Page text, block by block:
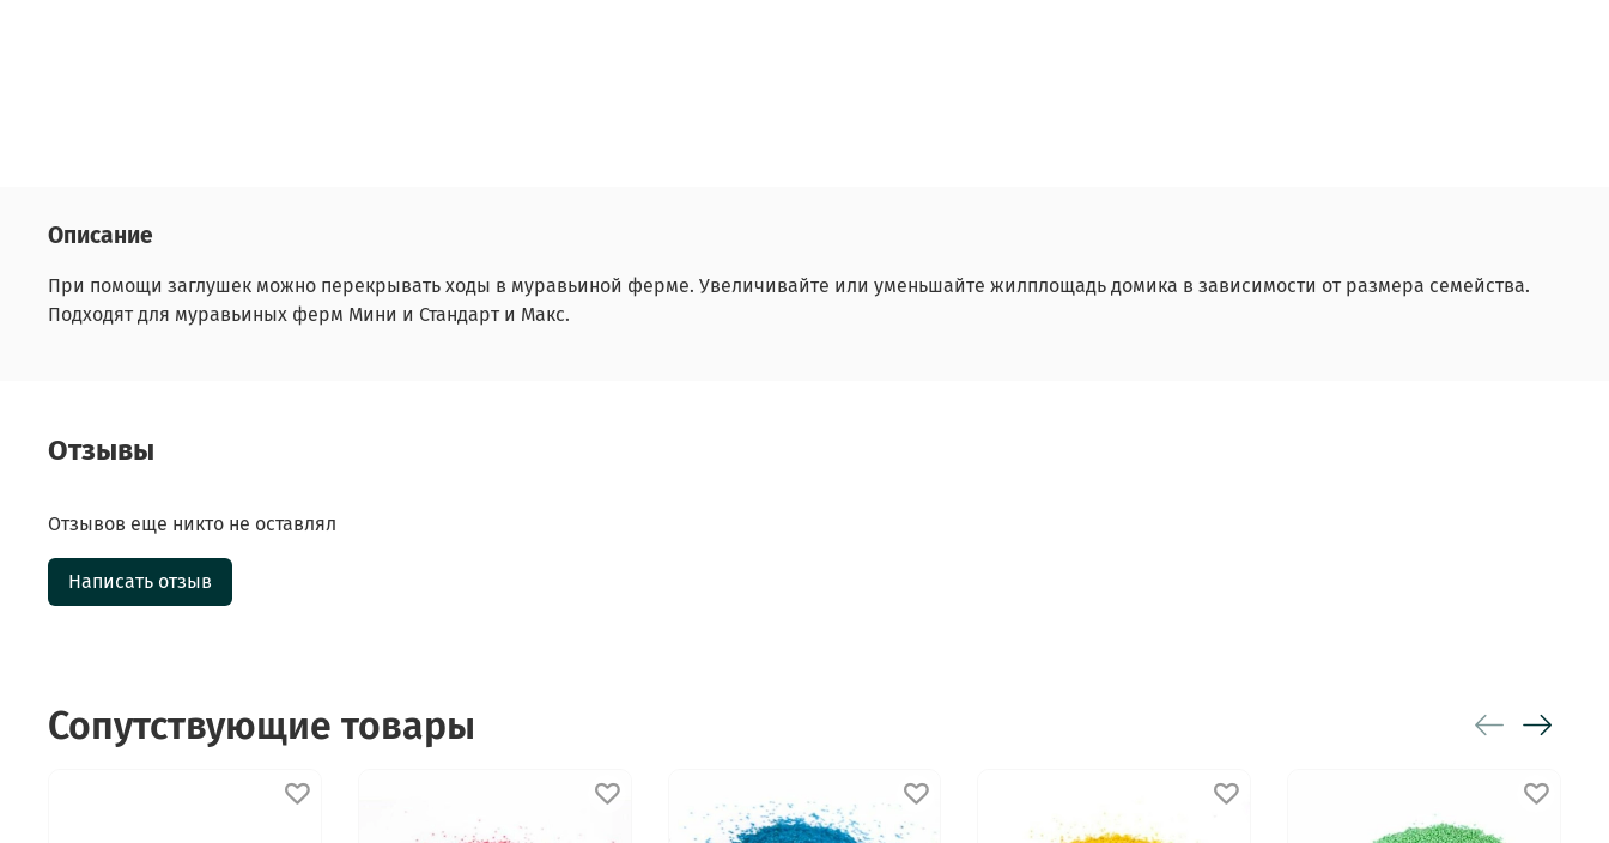
Описание
При помощи заглушек можно перекрывать ходы в муравьиной ферме. Увеличивайте или уменьшайте жилплощадь домика в зависимости от размера семейства.
Подходят для муравьиных ферм Мини и Стандарт и Макс.
Отзывы
Отзывов еще никто не оставлял
Написать отзыв
Сопутствующие товары